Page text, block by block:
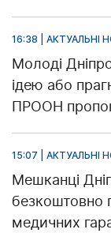
16:38 | АКТУАЛЬНІ
Молоді
ідею або
ПРООН
15:07 | АКТУАЛЬНІ
Мешканці
медичних